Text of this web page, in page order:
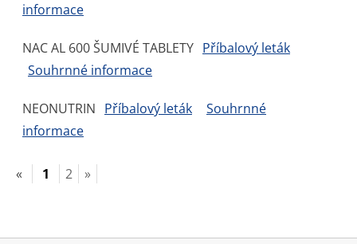
informace
NAC AL 600 ŠUMIVÉ TABLETY Příbalový leták
Souhrnné informace
NEONUTRIN Příbalový leták
Souhrnné
informace
« 1 2 »